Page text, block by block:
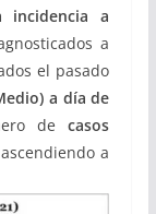
incidencia a
a
el pasado
a día de
decasos
a